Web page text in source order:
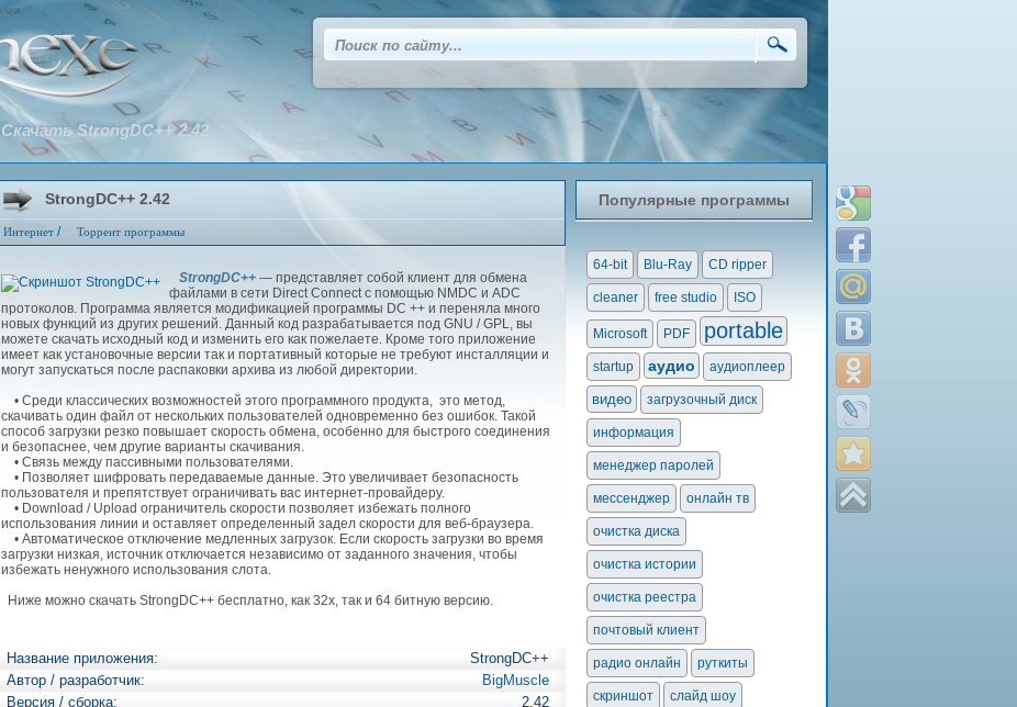
StrongDC++ 2.42
Интернет / Торрент программы
Скачать StrongDC++ 2.42
StrongDC++ — представляет собой клиент для обмена
файлами в сети Direct Connect с помощью NMDC и ADC
протоколов. Программа является модификацией программы DC ++ и переняла много
новых функций из других решений. Данный код разрабатывается под GNU / GPL, вы
можете скачать исходный код и изменить его как пожелаете. Кроме того приложение
имеет как установочные версии так и портативный которые не требуют инсталляции и
могут запускаться после распаковки архива из любой директории.
• Среди классических возможностей этого программного продукта, это метод,
скачивать один файл от нескольких пользователей одновременно без ошибок. Такой
способ загрузки резко повышает скорость обмена, особенно для быстрого соединения
и безопаснее, чем другие варианты скачивания.
• Связь между пассивными пользователями.
• Позволяет шифровать передаваемые данные. Это увеличивает безопасность
пользователя и препятствует ограничивать вас интернет-провайдеру.
• Download / Upload ограничитель скорости позволяет избежать полного
использования линии и оставляет определенный задел скорости для веб-браузера.
• Автоматическое отключение медленных загрузок. Если скорость загрузки во время
загрузки низкая, источник отключается независимо от заданного значения, чтобы
избежать ненужного использования слота.
Ниже можно скачать StrongDC++ бесплатно, как 32х, так и 64 битную версию.
Название приложения:
StrongDC++
Автор / разработчик:
BigMuscle
Версия / сборка:
2.42
Популярные программы
64-bit Blu-Ray CD ripper
cleaner free studio ISO
Microsoft PDF portable
startup аудио аудиоплеер
видео загрузочный диск
информация
менеджер паролей
мессенджер онлайн тв
очистка диска
очистка истории
очистка реестра
почтовый клиент
радио онлайн руткиты
скриншот слайд шоу